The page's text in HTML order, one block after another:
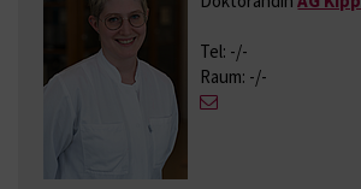
Tel: -/-
Raum: -/-